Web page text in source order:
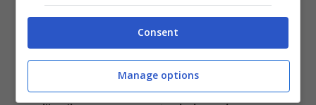
evidentemente, non sempre i neopatentati
sono chiamati a rispettarle. Grazie ad un
Consent
Manage options